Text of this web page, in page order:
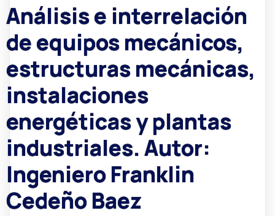
Análisis e interrelación
de equipos mecánicos,
estructuras mecánicas,
instalaciones
energéticas y plantas
industriales. Autor:
Ingeniero Franklin
Cedeño Baez